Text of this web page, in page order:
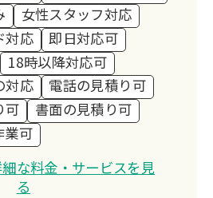
やがて子どもたちの未
る。
」を生み出せること
です。
いるのは、「困ったと
していただける存
女性スタッフ対応
対応
即日対応可
18時以降対応可
対応
電話の見積り可
可
書面の見積り可
業可
な料金・サービスを見
る